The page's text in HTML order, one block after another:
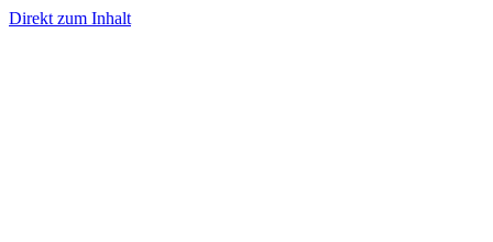
Direkt zum Inhalt